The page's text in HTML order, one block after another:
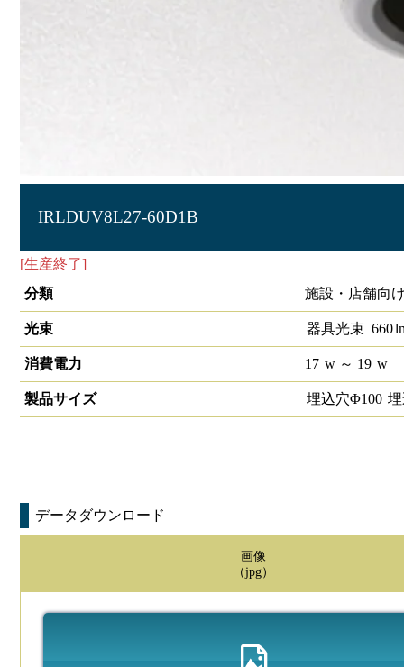
IRLDUV8L27-60D1B
[生産終了]
分類
施設・店舗向
光束 器具光束 660
消費電力 17 w～ 19 w
製品サイズ 埋込穴Φ100
データダウンロード
画像
（jpg）